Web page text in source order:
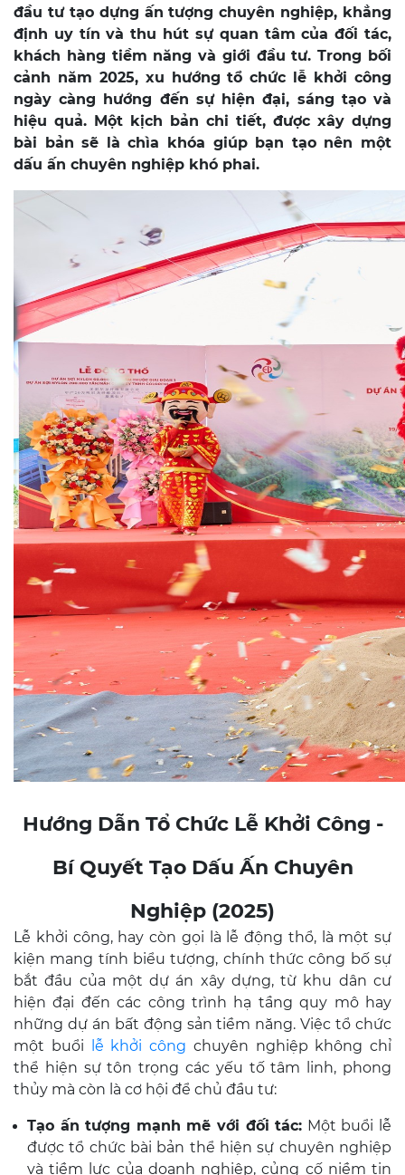
đầu tư tạo dựng ấn tượng chuyên nghiệp, khẳng
định uy tín và thu hút sự quan tâm của đối tác,
khách hàng tiềm năng và giới đầu tư. Trong bối
cảnh năm 2025, xu hướng tổ chức lễ khởi công
ngày càng hướng đến sự hiện đại, sáng tạo và
hiệu quả. Một kịch bản chi tiết, được xây dựng
bài bản sẽ là chìa khóa giúp bạn tạo nên một
dấu ấn chuyên nghiệp khó phai.
Hướng Dẫn Tổ Chức Lễ Khởi Công -
Bí Quyết Tạo Dấu Ấn Chuyên
Nghiệp (2025)
Lễ khởi công, hay còn gọi là lễ động thổ, là một sự
kiện mang tính biểu tượng, chính thức công bố sự
bắt đầu của một dự án xây dựng, từ khu dân cư
hiện đại đến các công trình hạ tầng quy mô hay
những dự án bất động sản tiềm năng. Việc tổ chức
một buổi
lễ khởi công chuyên nghiệp không chỉ
thể hiện sự tôn trọng các yếu tố tâm linh, phong
thủy mà còn là cơ hội để chủ đầu tư:
Tạo ấn tượng mạnh mẽ với đối tác: Một buổi lễ
được tổ chức bài bản thể hiện sự chuyên nghiệp
và tiềm lực của doanh nghiệp, củng cố niềm tin